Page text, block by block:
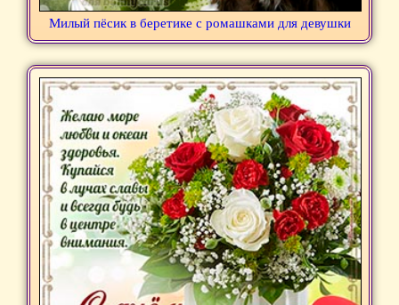
Милый пёсик в беретике с ромашками для девушки